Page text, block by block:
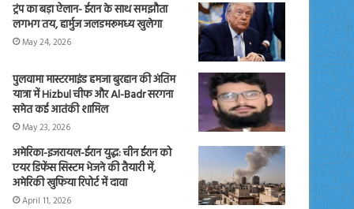
ट्रंप का बड़ा ऐलान- ईरान के साथ समझौता
लगभग तय, हार्मुज जलडमरूमध्य खुलेगा
May 24, 2026
पुलवामा मास्टरमाइंड हमजा बुरहान की अंतिम
यात्रा में Hizbul चीफ और Al-Badr सरगना
समेत कई आतंकी शामिल
May 23, 2026
अमेरिका-इजरायल-ईरान युद्ध: चीन ईरान को
एयर डिफेंस सिस्टम भेजने की तैयारी में,
अमेरिकी खुफिया रिपोर्ट में दावा
April 11, 2026